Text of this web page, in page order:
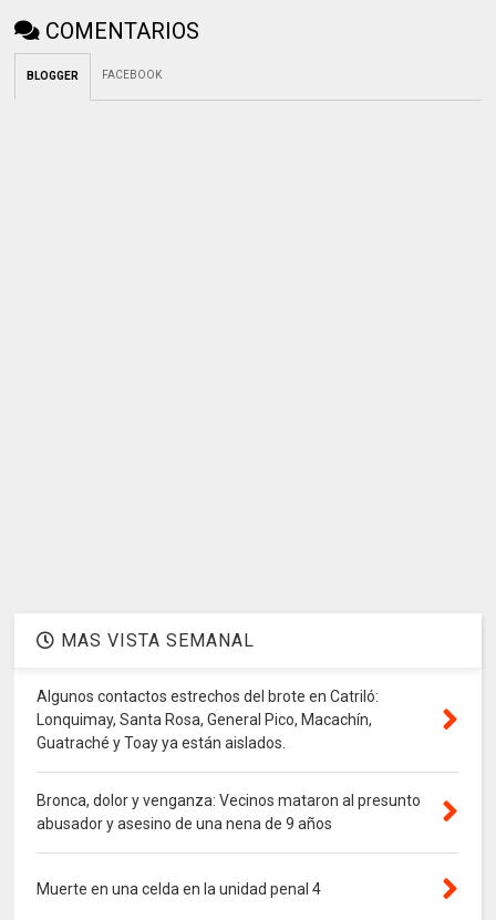
COMENTARIOS
BLOGGER FACEBOOK
MAS VISTA SEMANAL
Algunos contactos estrechos del brote en Catriló:
Lonquimay, Santa Rosa, General Pico, Macachín,
Guatraché y Toay ya están aislados.
Bronca, dolor y venganza: Vecinos mataron al presunto
abusador y asesino de una nena de 9 años
Muerte en una celda en la unidad penal 4